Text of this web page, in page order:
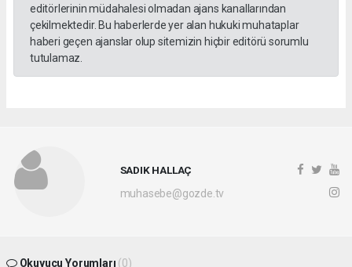
editörlerinin müdahalesi olmadan ajans kanallarından
çekilmektedir. Bu haberlerde yer alan hukuki muhataplar
haberi geçen ajanslar olup sitemizin hiçbir editörü sorumlu
tutulamaz.
SADIK HALLAÇ
muhasebe@gozde.tv
Okuyucu Yorumları (0)